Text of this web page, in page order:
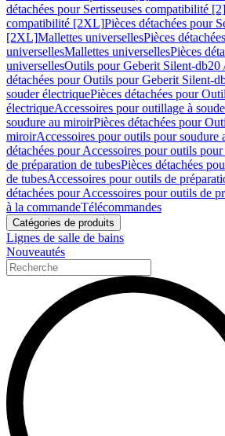
détachées pour Sertisseuses compatibilité [2]
compatibilité [2XL]Pièces détachées pour
[2XL]Mallettes universellesPièces
universellesMallettes universellesPièces
universellesOutils pour Geberit Silent-db20
détachées pour Outils pour Geberit Silent-
souder électriquePièces détachées pour
électriqueAccessoires pour outillage à
soudure au miroirPièces détachées pour
miroirAccessoires pour outils pour soudure
détachées pour Accessoires pour outils
de préparation de tubesPièces détachées
de tubesAccessoires pour outils de
détachées pour Accessoires pour outils de
à la commandeTélécommandes
Catégories de produits
Lignes de salle de bains
Nouveautés